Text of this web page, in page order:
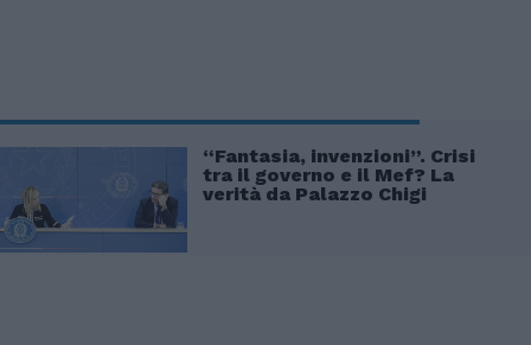
“Fantasia, invenzioni”. Crisi
tra il governo e il Mef? La
verità da Palazzo Chigi